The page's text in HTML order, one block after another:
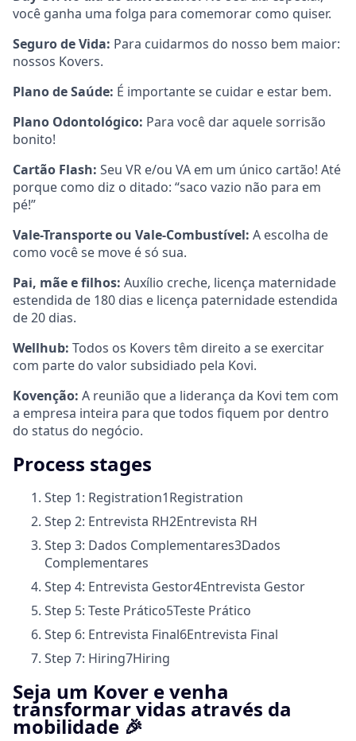
você ganha uma folga para comemorar como quiser.
Seguro de Vida: Para cuidarmos do nosso bem maior:
nossos Kovers.
Plano de Saúde: É importante se cuidar e estar bem.
Plano Odontológico: Para você dar aquele sorrisão
bonito!
Cartão Flash: Seu VR e/ou VA em um único cartão! Até
porque como diz o ditado: “saco vazio não para em
pé!”
Vale-Transporte ou Vale-Combustível: A escolha de
como você se move é só sua.
Pai, mãe e filhos: Auxílio creche, licença maternidade
estendida de 180 dias e licença paternidade estendida
de 20 dias.
Wellhub: Todos os Kovers têm direito a se exercitar
com parte do valor subsidiado pela Kovi.
Kovenção: A reunião que a liderança da Kovi tem com
a empresa inteira para que todos fiquem por dentro
do status do negócio.
Process stages
Step 1: Registration1Registration
Step 2: Entrevista RH2Entrevista RH
Step 3: Dados Complementares3Dados
Complementares
Step 4: Entrevista Gestor4Entrevista Gestor
Step 5: Teste Prático5Teste Prático
Step 6: Entrevista Final6Entrevista Final
Step 7: Hiring7Hiring
Seja um Kover e venha
transformar vidas através da
mobilidade 🎉